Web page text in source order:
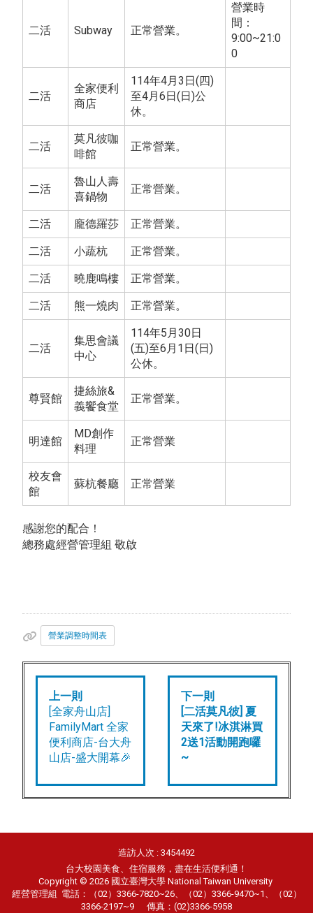
二活 Subway 正常營業。
營業時
間：
9:00~21:0
0
二活
全家便利
商店
114年4月3日(四)
至4月6日(日)公
休。
二活
莫凡彼咖
啡館
正常營業。
二活
魯山人壽
喜鍋物
正常營業。
二活 龐德羅莎 正常營業。
二活 小蔬杭 正常營業。
二活 曉鹿鳴樓 正常營業。
二活 熊一燒肉 正常營業。
二活
集思會議
中心
114年5月30日
(五)至6月1日(日)
公休。
尊賢館
捷絲旅&
義饗食堂
正常營業。
明達館
MD創作
料理
正常營業
校友會
館
蘇杭餐廳 正常營業
感謝您的配合！
總務處經營管理組 敬啟
營業調整時間表
上一則
[全家舟山店]
FamilyMart 全家
便利商店-台大舟
山店-盛大開幕🎉
下一則
[二活莫凡彼] 夏
天來了!冰淇淋買
2送1活動開跑囉
~
造訪人次 : 3454492
台大校園美食、住宿服務，盡在生活便利通！
Copyright © 2026 國立臺灣大學 National Taiwan University
經營管理組 電話：（02）3366-7820~26、（02）3366-9470~1、（02）
3366-2197~9 傳真：(02)3366-5958